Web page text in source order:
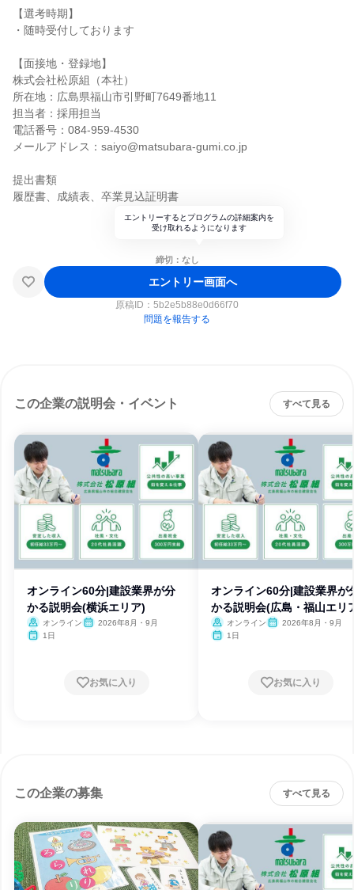
【選考時期】
・随時受付しております
【面接地・登録地】
株式会社松原組（本社）
所在地：広島県福山市引野町7649番地11
担当者：採用担当
電話番号：084-959-4530
メールアドレス：saiyo@matsubara-gumi.co.jp
提出書類
履歴書、成績表、卒業見込証明書
エントリーするとプログラムの詳細案内を
受け取れるようになります
締切：なし
エントリー画面へ
原稿ID： 5b2e5b88e0d66f70
問題を報告する
この企業の説明会・イベント すべて見る
オンライン60分|建設業界が分
かる説明会(横浜エリア)
オンライン
2026年8月・9月
1日
お気に入り
オンライン60分|建設業界が
かる説明会(広島・福山エリ
オンライン
2026年8月・9月
1日
お気に入り
この企業の募集 すべて見る